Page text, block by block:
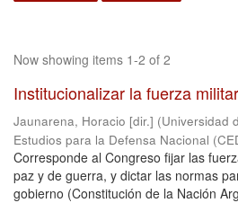
Now showing items 1-2 of 2
Institucionalizar la fuerza militar
Jaunarena, Horacio [dir.] (Universidad
Estudios para la Defensa Nacional
Corresponde al Congreso fijar las
paz y de guerra, y dictar las normas
gobierno (Constitución de la Nación